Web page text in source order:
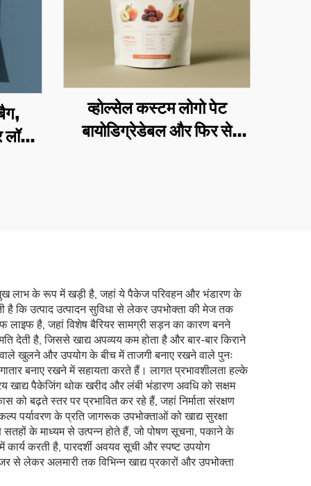
लॉक
व्होल्सेल कस्टम लोगो पेट
बायोडिग्रेडेबल और फिर से
लाभ के रूप में खड़ी है, जहां ये पैकेज परिवहन और भंडारण के
है कि उत्पाद उत्पादन सुविधा से लेकर उपभोक्ता की मेज तक
लाइफ है, जहां विशेष बैरियर सामग्री सड़न का कारण बनने
देती है, जिससे खाद्य अपव्यय कम होता है और बार-बार किराने
खुलने और उपयोग के बीच में ताजगी बनाए रखने वाले पुनः
बनाए रखने में सहायता करते हैं। लागत प्रभावशीलता हल्के
खाद्य पैकेजिंग थोक खरीद और लंबी भंडारण अवधि को सक्षम
को बढ़ते स्तर पर प्रभावित कर रहे हैं, जहां निर्माता संरक्षण
पर्यावरण के प्रति जागरूक उपभोक्ताओं को खाद्य सुरक्षा
के माध्यम से उत्पन्न होते हैं, जो पोषण सूचना, पकाने के
करती है, पारदर्शी अवयव सूची और स्पष्ट उपयोग
से लेकर अलमारी तक विभिन्न खाद्य प्रकारों और उपभोक्ता